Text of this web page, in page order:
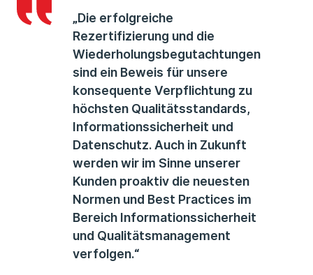
„Die erfolgreiche
Rezertifizierung und die
Wiederholungsbegutachtungen
sind ein Beweis für unsere
konsequente Verpflichtung zu
höchsten Qualitätsstandards,
Informationssicherheit und
Datenschutz. Auch in Zukunft
werden wir im Sinne unserer
Kunden proaktiv die neuesten
Normen und Best Practices im
Bereich Informationssicherheit
und Qualitätsmanagement
verfolgen.“